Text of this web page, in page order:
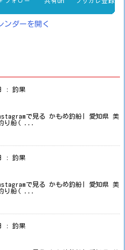
ンダーを開く
: 釣果
で見る かもめ釣船| 愛知県 美
り船( ...
: 釣果
で見る かもめ釣船| 愛知県 美
り船( ...
: 釣果